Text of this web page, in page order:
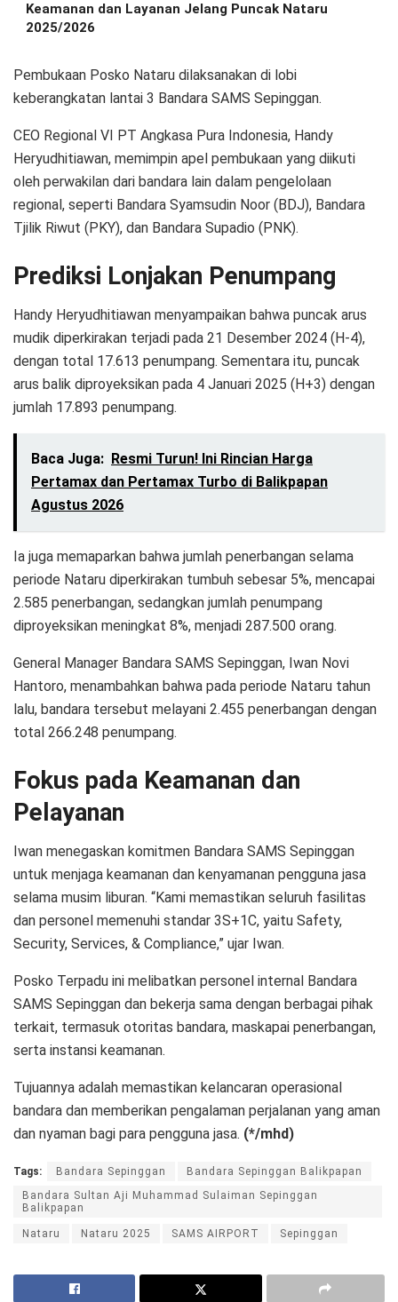
Keamanan dan Layanan Jelang Puncak Nataru
2025/2026
Pembukaan Posko Nataru dilaksanakan di lobi
keberangkatan lantai 3 Bandara SAMS Sepinggan.
CEO Regional VI PT Angkasa Pura Indonesia, Handy
Heryudhitiawan, memimpin apel pembukaan yang diikuti
oleh perwakilan dari bandara lain dalam pengelolaan
regional, seperti Bandara Syamsudin Noor (BDJ), Bandara
Tjilik Riwut (PKY), dan Bandara Supadio (PNK).
Prediksi Lonjakan Penumpang
Handy Heryudhitiawan menyampaikan bahwa puncak arus
mudik diperkirakan terjadi pada 21 Desember 2024 (H-4),
dengan total 17.613 penumpang. Sementara itu, puncak
arus balik diproyeksikan pada 4 Januari 2025 (H+3) dengan
jumlah 17.893 penumpang.
Baca Juga: Resmi Turun! Ini Rincian Harga
Pertamax dan Pertamax Turbo di Balikpapan
Agustus 2026
Ia juga memaparkan bahwa jumlah penerbangan selama
periode Nataru diperkirakan tumbuh sebesar 5%, mencapai
2.585 penerbangan, sedangkan jumlah penumpang
diproyeksikan meningkat 8%, menjadi 287.500 orang.
General Manager Bandara SAMS Sepinggan, Iwan Novi
Hantoro, menambahkan bahwa pada periode Nataru tahun
lalu, bandara tersebut melayani 2.455 penerbangan dengan
total 266.248 penumpang.
Fokus pada Keamanan dan
Pelayanan
Iwan menegaskan komitmen Bandara SAMS Sepinggan
untuk menjaga keamanan dan kenyamanan pengguna jasa
selama musim liburan. “Kami memastikan seluruh fasilitas
dan personel memenuhi standar 3S+1C, yaitu Safety,
Security, Services, & Compliance,” ujar Iwan.
Posko Terpadu ini melibatkan personel internal Bandara
SAMS Sepinggan dan bekerja sama dengan berbagai pihak
terkait, termasuk otoritas bandara, maskapai penerbangan,
serta instansi keamanan.
Tujuannya adalah memastikan kelancaran operasional
bandara dan memberikan pengalaman perjalanan yang aman
dan nyaman bagi para pengguna jasa. (*/mhd)
Tags: Bandara Sepinggan
Bandara Sepinggan Balikpapan
Bandara Sultan Aji Muhammad Sulaiman Sepinggan
Balikpapan
Nataru Nataru 2025 SAMS AIRPORT Sepinggan